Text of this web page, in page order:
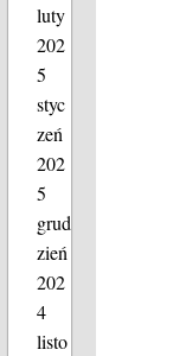
luty
202
5
styc
zeń
202
5
grud
zień
202
4
listo